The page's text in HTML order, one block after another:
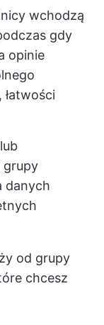
wchodzą
gdy
opinie
grupy
danych
od grupy
chcesz